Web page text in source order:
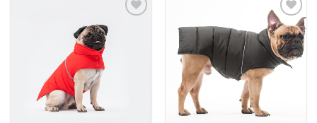
Добавить
в
избранное